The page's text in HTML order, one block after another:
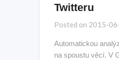
Twitteru
Posted on 2015-
Automatickou
na spoustu věcí. V